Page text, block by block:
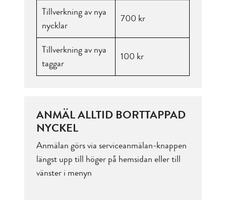
Tillverkning av nya
nycklar
700 kr
Tillverkning av nya
taggar
100 kr
ANMÄL ALLTID BORTTAPPAD
NYCKEL
Anmälan görs via serviceanmälan-knappen
längst upp till höger på hemsidan eller till
vänster i menyn